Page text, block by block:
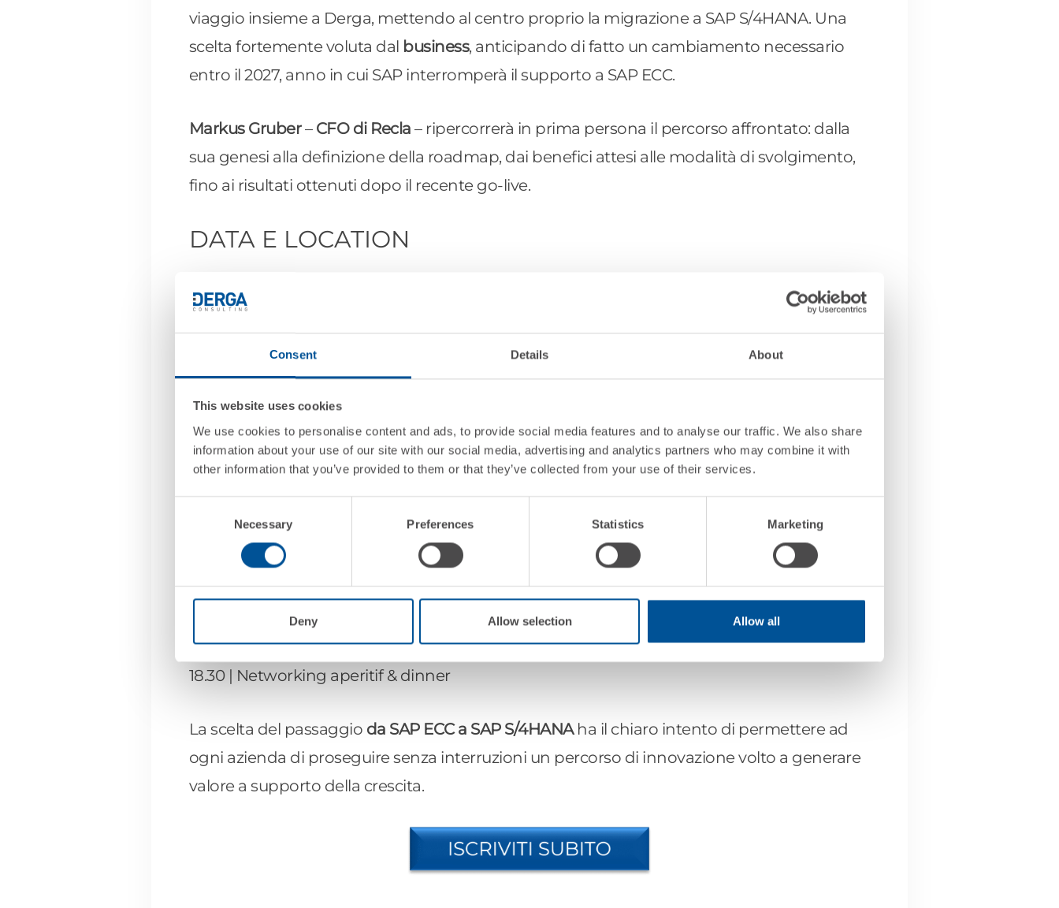
Consent Details About
This website uses cookies
We use cookies to personalise content and ads, to provide social media features and to analyse our traffic. We also share
information about your use of our site with our social media, advertising and analytics partners who may combine it with
other information that you’ve provided to them or that they’ve collected from your use of their services.
Necessary Preferences Statistics Marketing
Deny Allow selection Allow all
viaggio insieme a Derga, mettendo al centro proprio la migrazione a SAP S/4HANA. Una
scelta fortemente voluta dal business, anticipando di fatto un cambiamento necessario
entro il 2027, anno in cui SAP interromperà il supporto a SAP ECC.
Markus Gruber– CFO di Recla – ripercorrerà in prima persona il percorso affrontato: dalla
sua genesi alla definizione della roadmap, dai benefici attesi alle modalità di svolgimento,
fino ai risultati ottenuti dopo il recente go-live.
DATA E LOCATION
(Peschiera del Garda, Verona). L’appuntamento è rivolto a imprenditori, direzione generale,
CFO, CIO, responsabili IT di aziende finali. La partecipazione è gratuita e richiede
registrazione poiché i posti sono limitati.
AGENDA
16.00 | Accredito partecipanti e welcome coffee
16.30 | Perché migrare: opportunità di una scelta anticipata
Dall’assessment al go-live di SAP S/4HANA: il caso Recla
18.00 | Il valore della migrazione: voci a confronto
18.30 | Networking aperitif & dinner
La scelta del passaggio da SAP ECC a SAP S/4HANAha il chiaro intento di permettere ad
ogni azienda di proseguire senza interruzioni un percorso di innovazione volto a generare
valore a supporto della crescita.